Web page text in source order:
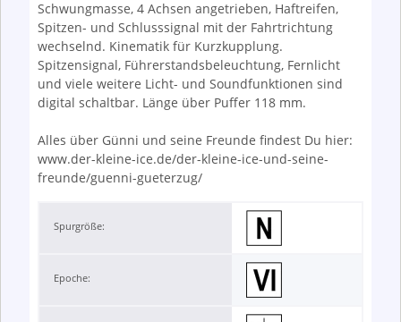
Schwungmasse, 4 Achsen angetrieben, Haftreifen,
Spitzen- und Schlusssignal mit der Fahrtrichtung
wechselnd. Kinematik für Kurzkupplung.
Spitzensignal, Führerstandsbeleuchtung, Fernlicht
und viele weitere Licht- und Soundfunktionen sind
digital schaltbar. Länge über Puffer 118 mm.
Alles über Günni und seine Freunde findest Du hier:
www.der-kleine-ice.de/der-kleine-ice-und-seine-
freunde/guenni-gueterzug/
Spurgröße:
Epoche: